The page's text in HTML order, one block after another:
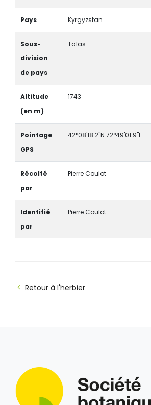
Pays Kyrgyzstan
Sous-
division
de pays
Talas
Altitude
(en m)
1743
Pointage
GPS
42°08'18.2"N 72°49'01.9"E
Récolté
par
Pierre Coulot
Identifié
par
Pierre Coulot
Retour à l'herbier